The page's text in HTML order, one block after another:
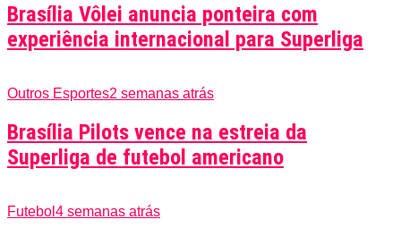
Brasília Vôlei anuncia ponteira com
experiência internacional para Superliga
Outros Esportes2 semanas atrás
Brasília Pilots vence na estreia da
Superliga de futebol americano
Futebol 4 semanas atrás